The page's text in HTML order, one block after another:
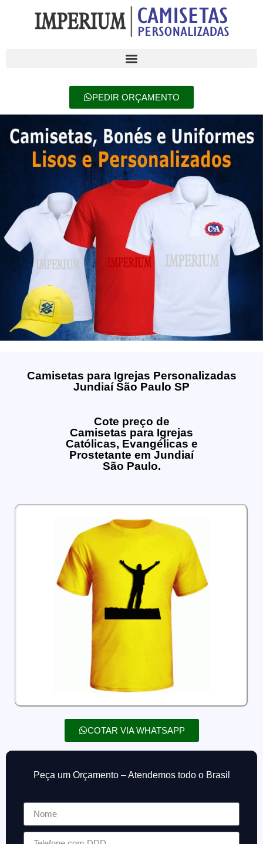
PEDIR ORÇAMENTO
Camisetas para Igrejas Personalizadas
Jundiaí São Paulo SP
Cote preço de
Camisetas para Igrejas
Católicas, Evangélicas e
Prostetante em Jundiaí
São Paulo.
COTAR VIA WHATSAPP
Peça um Orçamento – Atendemos todo o Brasil